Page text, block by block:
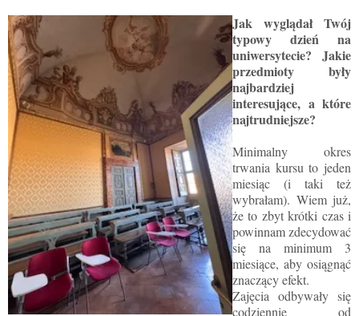
Jak wyglądał Twój
typowy dzień na
uniwersytecie? Jakie
przedmioty były
najbardziej
interesujące, a które
najtrudniejsze?
Minimalny okres
trwania kursu to jeden
miesiąc (i taki też
wybrałam). Wiem już,
że to zbyt krótki czas i
powinnam zdecydować
się na minimum 3
miesiące, aby osiągnąć
znaczący efekt.
Zajęcia odbywały się
codziennie od